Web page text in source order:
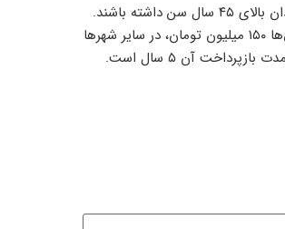
شرایط دریافت این وام برای افراد مجرد نیز شامل محدودیت سنی است: زنان باید بالای ۳۵ سال و مردان بالای ۴۵ سال سن داشته باشند.
براساس مصوبه شورای پول و اعتبار، مبلغ وام ودیعه مسکن در تهران ۲۰۰ میلیون تومان، در مراکز استان‌ها ۱۵۰ میلیون تومان، در سایر شهرها